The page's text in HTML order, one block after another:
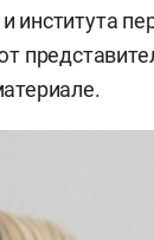
института